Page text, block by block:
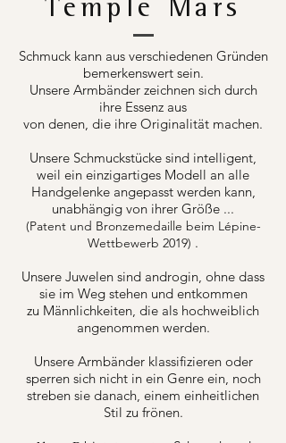
Temple Mars
Schmuck kann aus verschiedenen Gründen
bemerkenswert sein.
Unsere Armbänder zeichnen sich durch
ihre Essenz aus
von denen, die ihre Originalität machen.
Unsere Schmuckstücke sind intelligent,
weil ein einzigartiges Modell an alle
Handgelenke angepasst werden kann,
unabhängig von ihrer Größe ...
(Patent und Bronzemedaille beim Lépine-
Wettbewerb 2019) .
Unsere Juwelen sind androgin, ohne dass
sie im Weg stehen und entkommen
zu Männlichkeiten, die als hochweiblich
angenommen werden.
Unsere Armbänder klassifizieren oder
sperren sich nicht in ein Genre ein, noch
streben sie danach, einem einheitlichen
Stil zu frönen.